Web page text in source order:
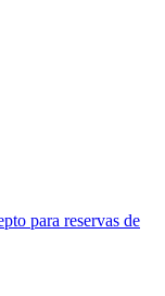
para reservas de